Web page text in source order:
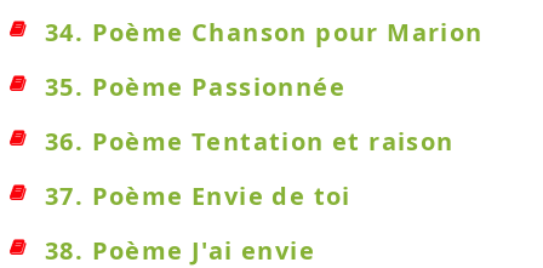
34. Poème Chanson pour Marion
35. Poème Passionnée
36. Poème Tentation et raison
37. Poème Envie de toi
38. Poème J'ai envie